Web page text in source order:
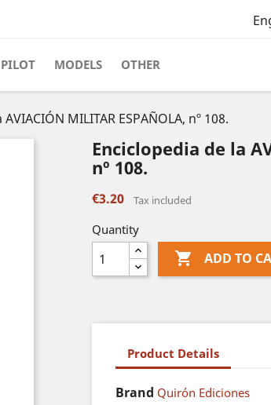
PILOT MODELS OTHER
MILITAR ESPAÑOLA, nº 108.
Enciclopedia de la
nº 108.
€3.20 Tax included
Quantity
 ADD TO
Product Details
Brand Quirón Ediciones